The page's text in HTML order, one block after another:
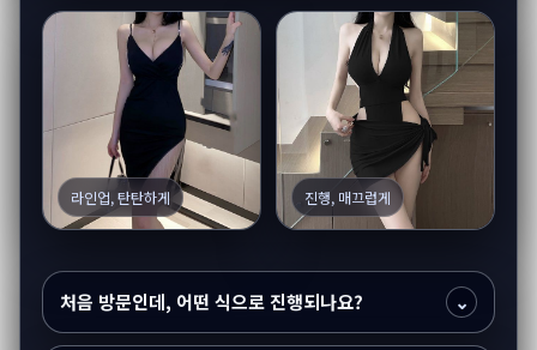
라인업, 탄탄하게 진행, 매끄럽게
처음 방문인데, 어떤 식으로 진행되나요? ⌄